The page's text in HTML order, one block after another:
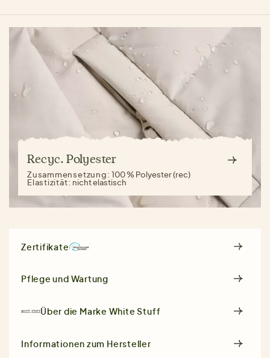
Recyc. Polyester
Zusammensetzung:100 % Polyester (rec)
Elastizität: nicht elastisch
Zertifikate
Pflege und Wartung
Über die Marke White Stuff
Informationen zum Hersteller